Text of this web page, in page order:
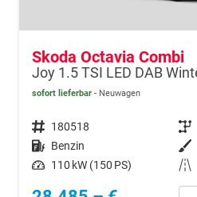
Skoda Octavia Combi
Joy 1.5 TSI LED DAB
sofort lieferbar Neuwagen
Fahrzeugnr. 180518 Getriebe
Kraftstoff Benzin Außenfarbe
Leistung 110 kW (150 PS) Kilometerstand